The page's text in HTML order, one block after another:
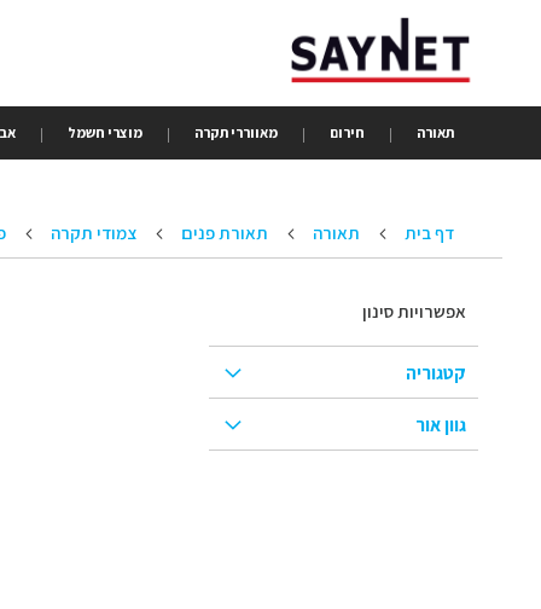
to
Content
תאורה חירום מאווררי תקרה מוצרי חשמל
דף בית תאורה תאורת פנים צמודי תקרה
אפשרויות סינון
קטגוריה
גוון אור